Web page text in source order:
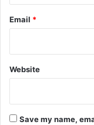
Email *
Website
Save my name,